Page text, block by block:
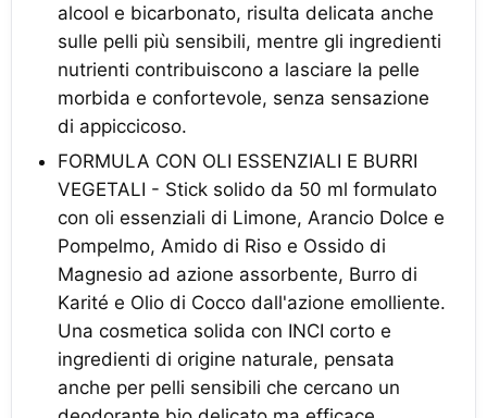
alcool e bicarbonato, risulta delicata anche
sulle pelli più sensibili, mentre gli ingredienti
nutrienti contribuiscono a lasciare la pelle
morbida e confortevole, senza sensazione
di appiccicoso.
FORMULA CON OLI ESSENZIALI E BURRI
VEGETALI - Stick solido da 50 ml formulato
con oli essenziali di Limone, Arancio Dolce e
Pompelmo, Amido di Riso e Ossido di
Magnesio ad azione assorbente, Burro di
Karité e Olio di Cocco dall'azione emolliente.
Una cosmetica solida con INCI corto e
ingredienti di origine naturale, pensata
anche per pelli sensibili che cercano un